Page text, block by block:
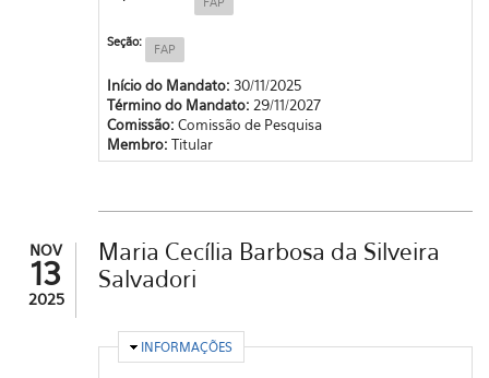
Seção: FAP
Início do Mandato: 30/11/2025
Término do Mandato: 29/11/2027
Comissão: Comissão de Pesquisa
Membro: Titular
NOV
13
2025
Maria Cecília Barbosa da Silveira
Salvadori
OCULTAR
INFORMAÇÕES